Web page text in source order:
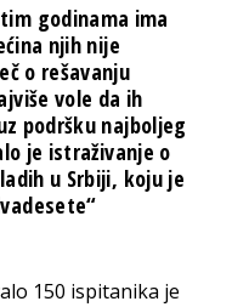
godinama ima
njih nije
o rešavanju
vole da ih
podršku najboljeg
je istraživanje o
u Srbiji, koju je
150 ispitanika je